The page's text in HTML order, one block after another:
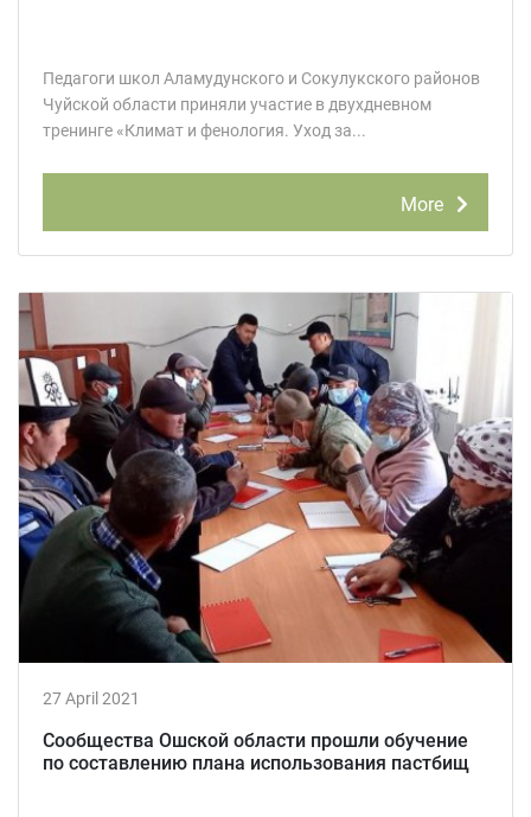
Педагоги школ Аламудунского и Сокулукского районов
Чуйской области приняли участие в двухдневном
тренинге «Климат и фенология. Уход за...
More
27 April 2021
Сообщества Ошской области прошли обучение
по составлению плана использования пастбищ